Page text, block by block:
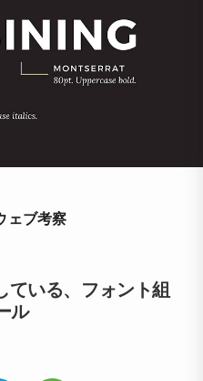
ェブ考察
ている、フォント組
ル